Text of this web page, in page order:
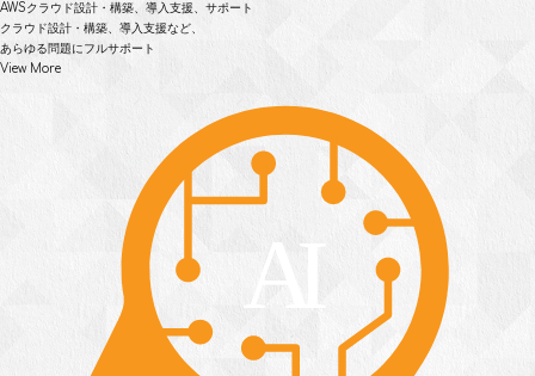
AWSクラウド設計・構築、 導入支援、サポート
クラウド設計・構築、導入支援など、
あらゆる問題にフルサポート
View More